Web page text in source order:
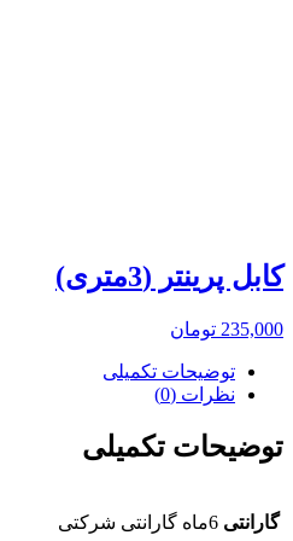
کابل پرینتر (3متری)
235,000 تومان
توضیحات تکمیلی
نظرات (0)
توضیحات تکمیلی
گارانتی 6ماه گارانتی شرکتی